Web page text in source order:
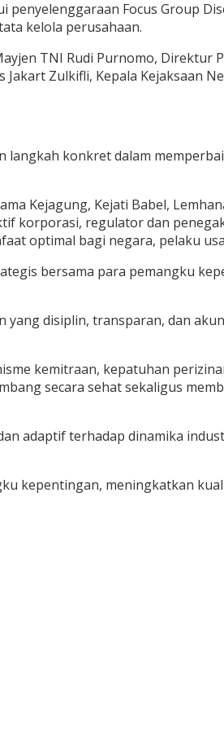
Focus Group
kelola perusahaan.
TNI Rudi Purnomo, Direktur
Zulkifli, Kepala Kejaksaan
konkret dalam
Kejagung, Kejati Babel,
korporasi, regulator dan
optimal bagi negara, pelaku
bersama para pemangku
disiplin, transparan, dan
kemitraan, kepatuhan
secara sehat sekaligus
adaptif terhadap dinamika
kepentingan, meningkatkan